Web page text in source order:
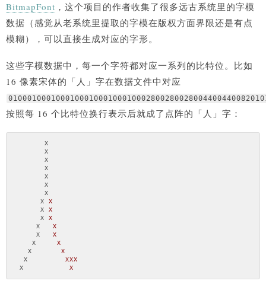
BitmapFont ，这个项目的作者收集了很多远古系统里的字模
数据（感觉从老系统里提取的字模在版权方面界限还是有点
模糊），可以直接生成对应的字形。
这些字模数据中，每一个字符都对应一系列的比特位。比如
16 像素宋体的「人」字在数据文件中对应
按照每 16 个比特位换行表示后就成了点阵的「人」字：
X
X
X
X
X
X
X
X
X
X
X
X
X
X
X
X
X
X
X
X
X
X
XXX
X
X